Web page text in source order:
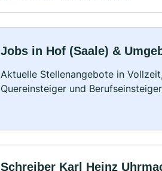
Jobs in Hof (Saale) &
Aktuelle Stellenangebote in
Quereinsteiger und
Schreiber Karl Heinz